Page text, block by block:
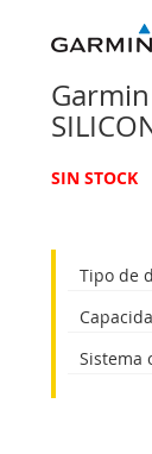
Garmin
SIN STOCK
Tipo de
Sistema